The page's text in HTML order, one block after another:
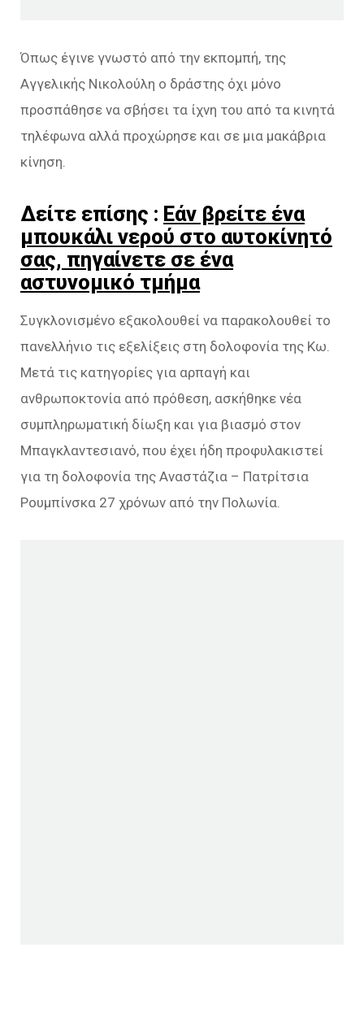
Όπως έγινε γνωστό από την εκπομπή, της
Αγγελικής Νικολούλη ο δράστης όχι μόνο
προσπάθησε να σβήσει τα ίχνη του από τα κινητά
τηλέφωνα αλλά προχώρησε και σε μια μακάβρια
κίνηση.
Δείτε επίσης : Εάν βρείτε ένα
μπουκάλι νερού στο αυτοκίνητό
σας, πηγαίνετε σε ένα
αστυνομικό τμήμα
Συγκλονισμένο εξακολουθεί να παρακολουθεί το
πανελλήνιο τις εξελίξεις στη δολοφονία της Κω.
Μετά τις κατηγορίες για αρπαγή και
ανθρωποκτονία από πρόθεση, ασκήθηκε νέα
συμπληρωματική δίωξη και για βιασμό στον
Μπαγκλαντεσιανό, που έχει ήδη προφυλακιστεί
για τη δολοφονία της Αναστάζια – Πατρίτσια
Ρουμπίνσκα 27 χρόνων από την Πολωνία.